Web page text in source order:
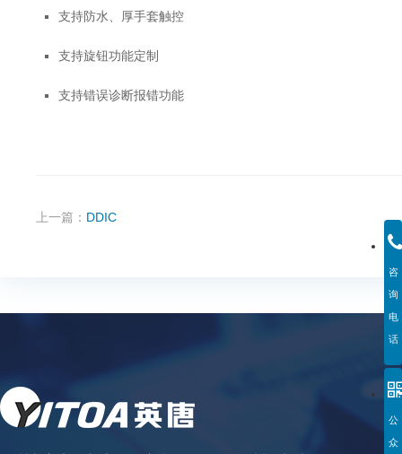
支持防水、厚手套触控
支持旋钮功能定制
支持错误诊断报错功能
上一篇： DDIC

咨
询
电
话

公
众